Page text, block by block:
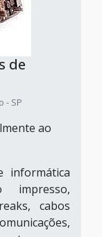
de
- SP
ao
informática
cabos